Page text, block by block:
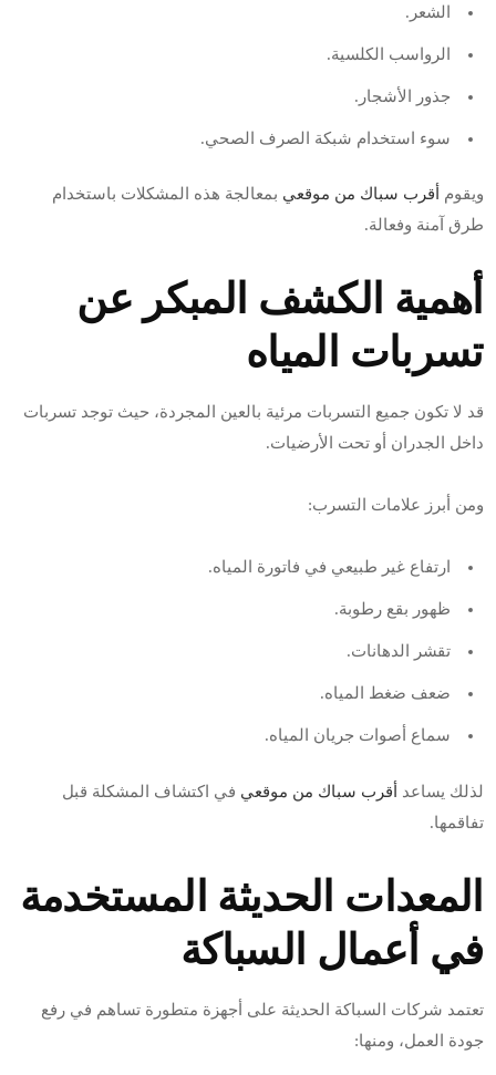
الشعر.
الرواسب الكلسية.
جذور الأشجار.
سوء استخدام شبكة الصرف الصحي.
ويقوم أقرب سباك من موقعي بمعالجة هذه المشكلات باستخدام
طرق آمنة وفعالة.
أهمية الكشف المبكر عن
تسربات المياه
قد لا تكون جميع التسربات مرئية بالعين المجردة، حيث توجد تسربات
داخل الجدران أو تحت الأرضيات.
ومن أبرز علامات التسرب:
ارتفاع غير طبيعي في فاتورة المياه.
ظهور بقع رطوبة.
تقشر الدهانات.
ضعف ضغط المياه.
سماع أصوات جريان المياه.
لذلك يساعد أقرب سباك من موقعي في اكتشاف المشكلة قبل
تفاقمها.
المعدات الحديثة المستخدمة
في أعمال السباكة
تعتمد شركات السباكة الحديثة على أجهزة متطورة تساهم في رفع
جودة العمل، ومنها: